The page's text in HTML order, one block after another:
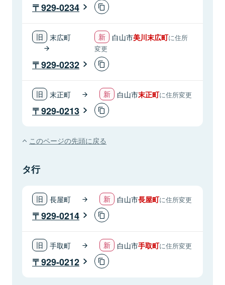
929-0234
末広町 白山市美川末広町に住所
変更
929-0232
末正町 白山市末正町に住所変更
929-0213
このページの先頭に戻る
タ行
長屋町 白山市長屋町に住所変更
929-0214
手取町 白山市手取町に住所変更
929-0212